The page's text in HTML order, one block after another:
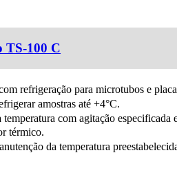
TS-100 C
refrigeração para microtubos e
amostras até +4°C.
com agitação
térmico.
da temperatura